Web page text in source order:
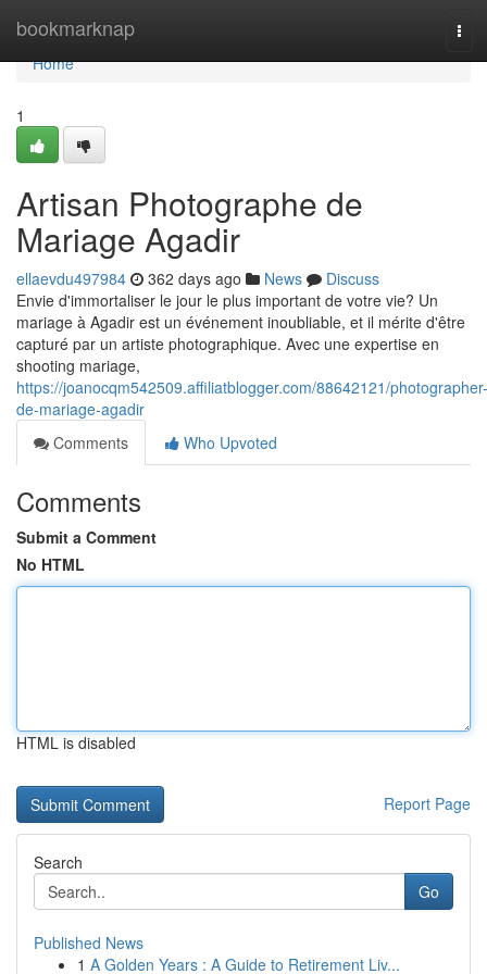
bookmarknap
Home
Home
1
Artisan Photographe de
Mariage Agadir
ellaevdu497984 362 days ago News
Discuss
Envie d'immortaliser le jour le plus important de votre vie? Un
mariage à Agadir est un événement inoubliable, et il mérite d'être
capturé par un artiste photographique. Avec une expertise en
shooting mariage,
https://joanocqm542509.affiliatblogger.com/88642121/photographer-
de-mariage-agadir
Comments
Who Upvoted
Comments
Submit a Comment
No HTML
HTML is disabled
Report Page
Search
Go
Published News
1 A Golden Years : A Guide to Retirement Liv...